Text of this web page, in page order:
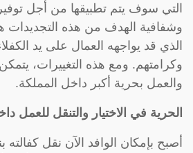
التي سوف يتم تطبيقها من أجل
وشفافية الهدف من هذه التجديدات
الذي قد يواجهه العمال على يد
وكرامتهم. ومع هذه التغييرات،
والعمل بحرية أكبر داخل المملكة.
الحرية في الاختيار والتنقل للعمل
أصبح بإمكان الوافد الآن نقل